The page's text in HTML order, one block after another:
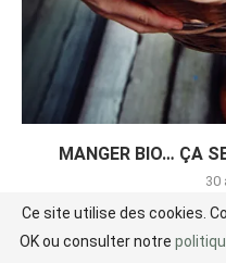
MANGER BIO… ÇA
30
Ce site utilise des cookies.
OK ou consulter notre